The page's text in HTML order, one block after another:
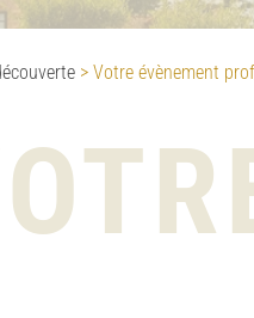
>Votre évènement